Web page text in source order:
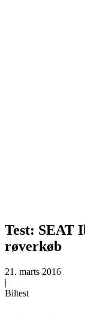
Test: SEAT
røverkøb
21. marts 2016
|
Biltest